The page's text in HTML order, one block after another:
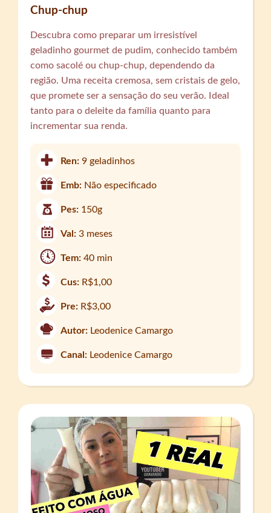
Chup-chup
Descubra como preparar um irresistível
geladinho gourmet de pudim, conhecido também
como sacolé ou chup-chup, dependendo da
região. Uma receita cremosa, sem cristais de gelo,
que promete ser a sensação do seu verão. Ideal
tanto para o deleite da família quanto para
incrementar sua renda.
Ren:9 geladinhos
Emb: Não especificado
Pes: 150g
Val:3 meses
Tem:40 min
Cus: R$1,00
Pre: R$3,00
Autor: Leodenice Camargo
Canal: Leodenice Camargo